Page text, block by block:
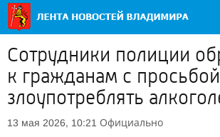
Сотрудники полиции
к гражданам с
злоупотреблять
13 мая 2026, 10:21 Официально